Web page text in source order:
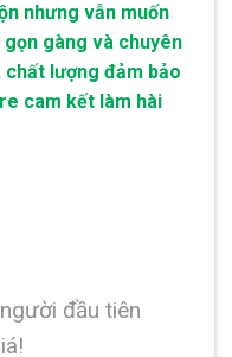
nhưng vẫn muốn
gàng và chuyên
chất lượng đảm bảo
cam kết làm hài
đầu tiên